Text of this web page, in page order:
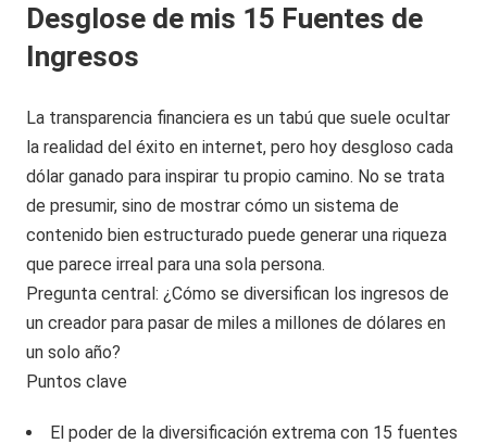
Desglose de mis 15 Fuentes de
Ingresos
La transparencia financiera es un tabú que suele ocultar
la realidad del éxito en internet, pero hoy desgloso cada
dólar ganado para inspirar tu propio camino. No se trata
de presumir, sino de mostrar cómo un sistema de
contenido bien estructurado puede generar una riqueza
que parece irreal para una sola persona.
Pregunta central: ¿Cómo se diversifican los ingresos de
un creador para pasar de miles a millones de dólares en
un solo año?
Puntos clave
El poder de la diversificación extrema con 15 fuentes